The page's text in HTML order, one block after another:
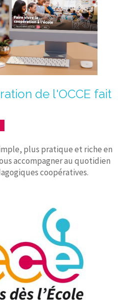
de l'OCCE fait
plus pratique et riche en
accompagner au quotidien
coopératives.